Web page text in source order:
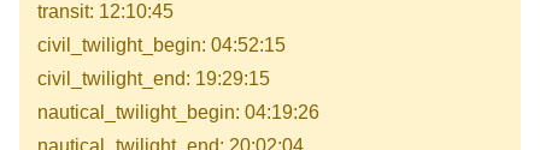
transit: 12:10:45
civil_twilight_begin: 04:52:15
civil_twilight_end: 19:29:15
nautical_twilight_begin: 04:19:26